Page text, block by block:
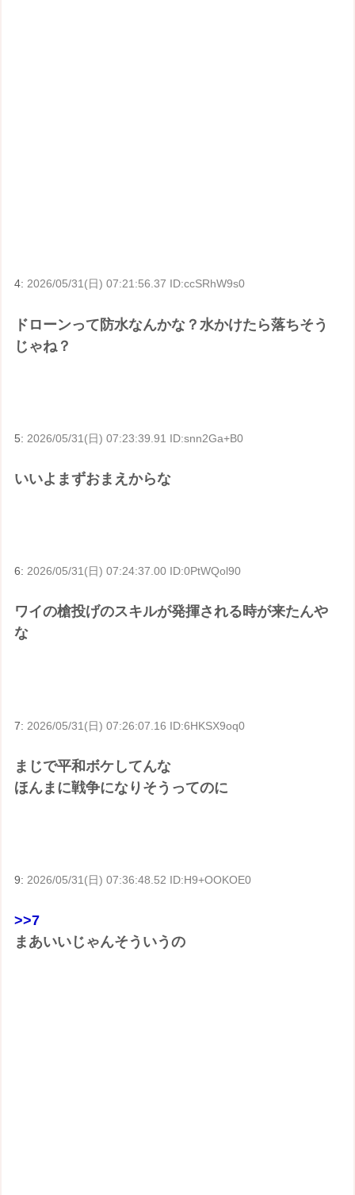
4:2026/05/31(日) 07:21:56.37 ID:ccSRhW9s0
ドローンって防水なんかな？水かけたら落ちそう
じゃね？
5: 2026/05/31(日) 07:23:39.91 ID:snn2Ga+B0
いいよまずおまえからな
6:2026/05/31(日) 07:24:37.00 ID:0PtWQol90
ワイの槍投げのスキルが発揮される時が来たんや
な
7: 2026/05/31(日) 07:26:07.16 ID:6HKSX9oq0
まじで平和ボケしてんな
ほんまに戦争になりそうってのに
9: 2026/05/31(日) 07:36:48.52 ID:H9+OOKOE0
>>7
まあいいじゃんそういうの